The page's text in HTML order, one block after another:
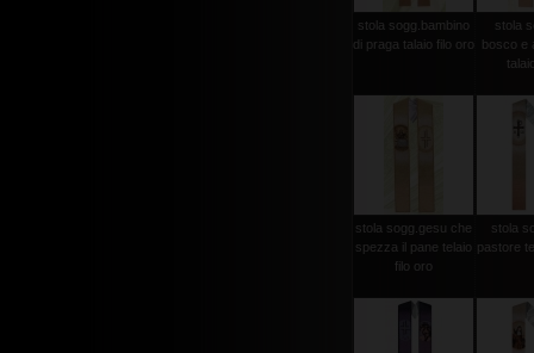
stola sogg.bambino
di praga talaio filo oro
stola
bosco e
stola sogg.gesu che
spezza il pane telaio
filo oro
stola
pastore